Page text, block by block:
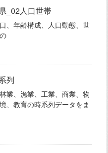
_02人口世帯
、年齢構成、人口動態、世
列
業、漁業、工業、商業、物
、教育の時系列データをま